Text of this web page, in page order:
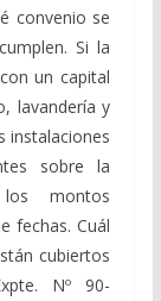
convenio se
Si la
un capital
lavandería y
instalaciones
sobre la
montos
fechas. Cuál
cubiertos
Nº 90-